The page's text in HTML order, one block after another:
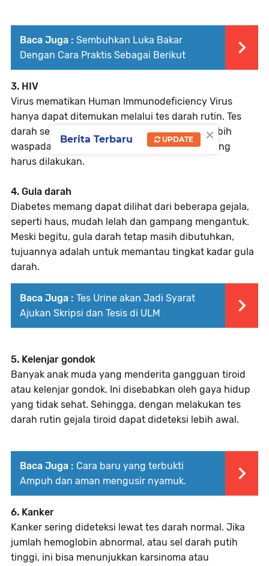
Baca Juga : Sembuhkan Luka Bakar
Dengan Cara Praktis Sebagai Berikut
3. HIV
Virus mematikan Human Immunodeficiency Virus
hanya dapat ditemukan melalui tes darah rutin. Tes
darah secara dini, akan membuat penderita lebih
waspada dan mengetahui pengobatan apa yang
harus dilakukan.
4. Gula darah
Diabetes memang dapat dilihat dari beberapa gejala,
seperti haus, mudah lelah dan gampang mengantuk.
Meski begitu, gula darah tetap masih dibutuhkan,
tujuannya adalah untuk memantau tingkat kadar gula
darah.
Baca Juga : Tes Urine akan Jadi Syarat
Ajukan Skripsi dan Tesis di ULM
5. Kelenjar gondok
Banyak anak muda yang menderita gangguan tiroid
atau kelenjar gondok. Ini disebabkan oleh gaya hidup
yang tidak sehat. Sehingga, dengan melakukan tes
darah rutin gejala tiroid dapat dideteksi lebih awal.
Baca Juga : Cara baru yang terbukti
Ampuh dan aman mengusir nyamuk.
6. Kanker
Kanker sering dideteksi lewat tes darah normal. Jika
jumlah hemoglobin abnormal, atau sel darah putih
tinggi, ini bisa menunjukkan karsinoma atau
×
Berita Terbaru UPDATE